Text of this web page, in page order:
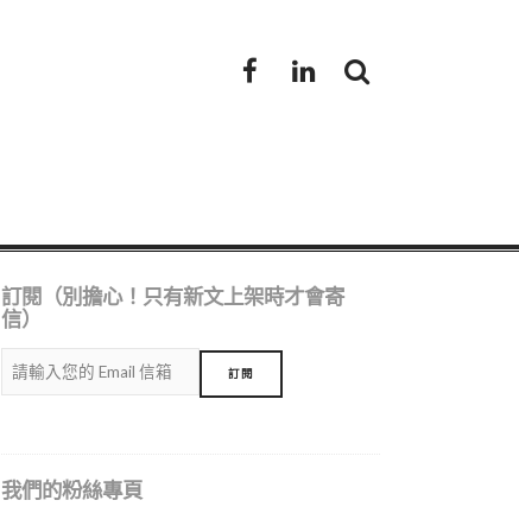
FacebookLinkedIn
訂閱（別擔心！只有新文上架時才會寄
信）
我們的粉絲專頁